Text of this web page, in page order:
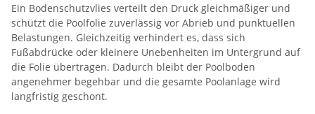
Ein Bodenschutzvlies verteilt den Druck gleichmäßiger und
schützt die Poolfolie zuverlässig vor Abrieb und punktuellen
Belastungen. Gleichzeitig verhindert es, dass sich
Fußabdrücke oder kleinere Unebenheiten im Untergrund auf
die Folie übertragen. Dadurch bleibt der Poolboden
angenehmer begehbar und die gesamte Poolanlage wird
langfristig geschont.